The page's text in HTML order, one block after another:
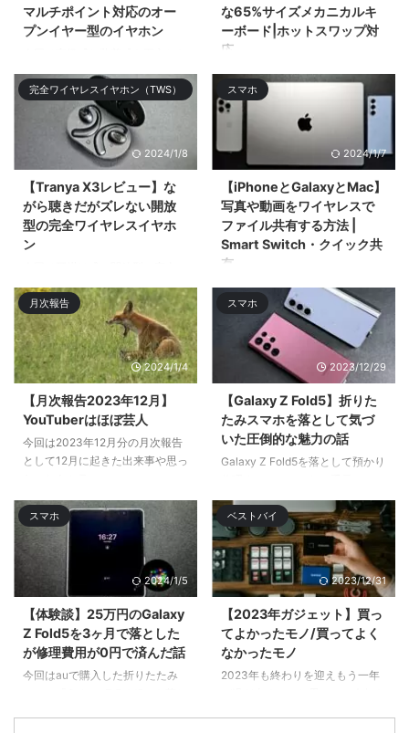
マルチポイント対応のオー
プンイヤー型のイヤホン
お手頃価格なオープンタイプの完
全ワ ...
な65%サイズメカニカルキ
ーボード|ホットスワップ対
応
今回はアルミニウム筐体採用の
65%レイアウトのメカニカルキー
ボードの ...
完全ワイヤレスイヤホン（TWS）
2024/1/8
【Tranya X3レビュー】な
がら聴きだがズレない開放
型の完全ワイヤレスイヤホ
ン
イヤレスイヤホン「Tranya X3」
をレビューӕ ...
スマホ
2024/1/7
【iPhoneとGalaxyとMac】
写真や動画をワイヤレスで
ファイル共有する方法 |
Smart Switch・クイック共
有
今回はiPhoneとMacとGalaxyス
マホでのワイヤレスでのファイル
共有・ファイル転送 ...
月次報告
2024/1/4
【月次報告2023年12月】
YouTuberはほぼ芸人
今回は2023年12月分の月次報告
として12月に起きた出来事や思っ
スマホ
2023/12/29
【Galaxy Z Fold5】折りた
たみスマホを落として気づ
いた圧倒的な魅力の話
Galaxy Z Fold5を落として預かり
間はサブのGalaxy S22 Ultra& ...
スマホ
2024/1/5
【体験談】25万円のGalaxy
Z Fold5を3ヶ月で落とした
が修理費用が0円で済んだ話
今回はauで購入した折りたたみ
ベストバイ
2023/12/31
【2023年ガジェット】買っ
てよかったモノ/買ってよく
なかったモノ
2023年も終わりを迎えもう一年